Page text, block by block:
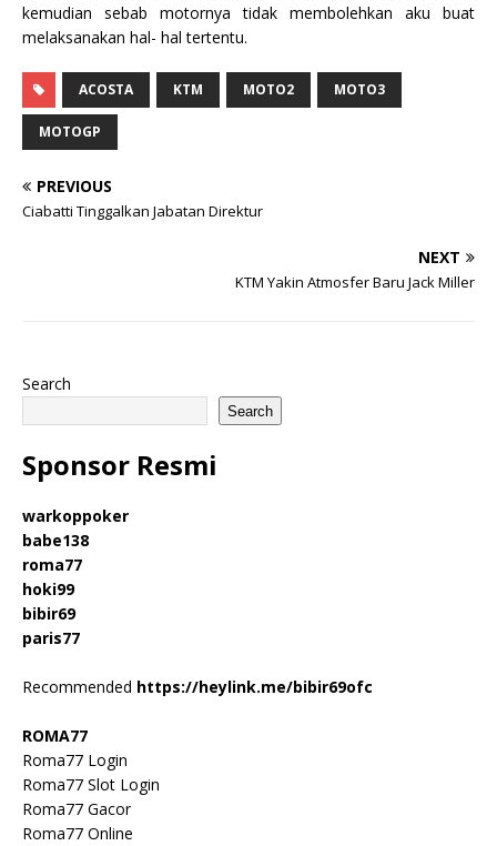
kemudian sebab motornya tidak membolehkan aku buat
melaksanakan hal- hal tertentu.
ACOSTA KTM MOTO2 MOTO3
MOTOGP
PREVIOUS
Ciabatti Tinggalkan Jabatan Direktur
NEXT
KTM Yakin Atmosfer Baru Jack Miller
Search
Search
Sponsor Resmi
warkoppoker
babe138
roma77
hoki99
bibir69
paris77
Recommended https://heylink.me/bibir69ofc
ROMA77
Roma77 Login
Roma77 Slot Login
Roma77 Gacor
Roma77 Online